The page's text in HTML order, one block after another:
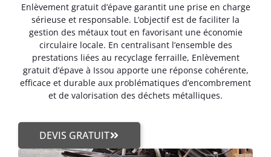
Enlèvement gratuit d’épave garantit une prise en charge
sérieuse et responsable. L’objectif est de faciliter la
gestion des métaux tout en favorisant une économie
circulaire locale. En centralisant l’ensemble des
prestations liées au recyclage ferraille, Enlèvement
gratuit d’épave à Issou apporte une réponse cohérente,
efficace et durable aux problématiques d’encombrement
et de valorisation des déchets métalliques.
DEVIS GRATUIT